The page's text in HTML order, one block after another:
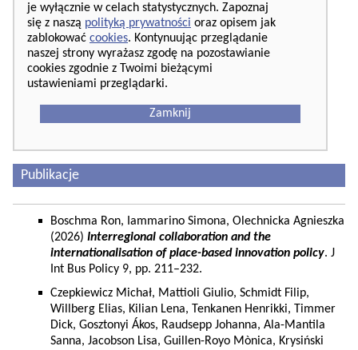
je wyłącznie w celach statystycznych. Zapoznaj
się z naszą polityką prywatności oraz opisem jak
zablokować cookies. Kontynuując przeglądanie
naszej strony wyrażasz zgodę na pozostawianie
cookies zgodnie z Twoimi bieżącymi
ustawieniami przeglądarki.
Zamknij
Publikacje
Boschma Ron, Iammarino Simona, Olechnicka Agnieszka
(2026) Interregional collaboration and the
internationalisation of place-based innovation policy. J
Int Bus Policy 9, pp. 211–232.
Czepkiewicz Michał, Mattioli Giulio, Schmidt Filip,
Willberg Elias, Kilian Lena, Tenkanen Henrikki, Timmer
Dick, Gosztonyi Ákos, Raudsepp Johanna, Ala-Mantila
Sanna, Jacobson Lisa, Guillen-Royo Mònica, Krysiński